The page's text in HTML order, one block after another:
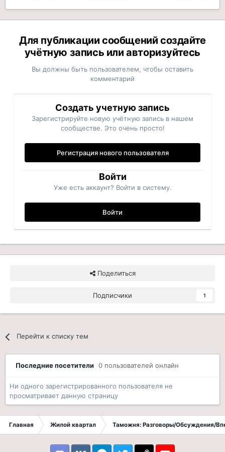
Для публикации сообщений создайте
учётную запись или авторизуйтесь
Вы должны быть пользователем, чтобы оставить
комментарий
Создать учетную запись
Зарегистрируйте новую учётную запись в нашем
сообществе. Это очень просто!
Регистрация нового пользователя
Войти
Уже есть аккаунт? Войти в систему.
Войти
Поделиться
Подписчики 1
Перейти к списку тем
Последние посетители 0 пользователей онлайн
Ни одного зарегистрированного пользователя не
просматривает данную страницу
Главная Жилой квартал Таможня: Разговоры/Обсуждения/